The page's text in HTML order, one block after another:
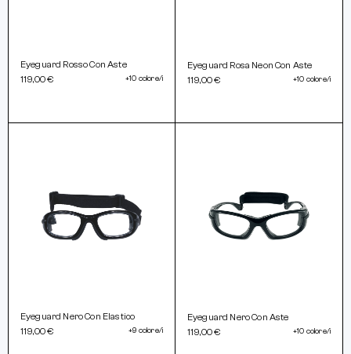
Eyeguard Rosso Con Aste
119,00 €
+10 colore/i
Eyeguard Rosa Neon Con Aste
119,00 €
+10 colore/i
Eyeguard Nero Con Elastico
119,00 €
+9 colore/i
Eyeguard Nero Con Aste
119,00 €
+10 colore/i